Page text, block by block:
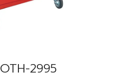
OTH-2995